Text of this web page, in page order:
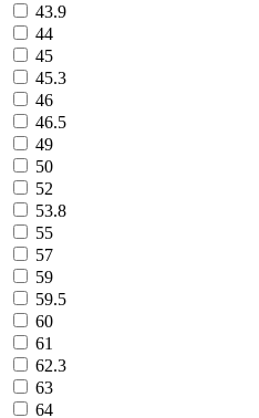
43.9
44
45
45.3
46
46.5
49
50
52
53.8
55
57
59
59.5
60
61
62.3
63
64